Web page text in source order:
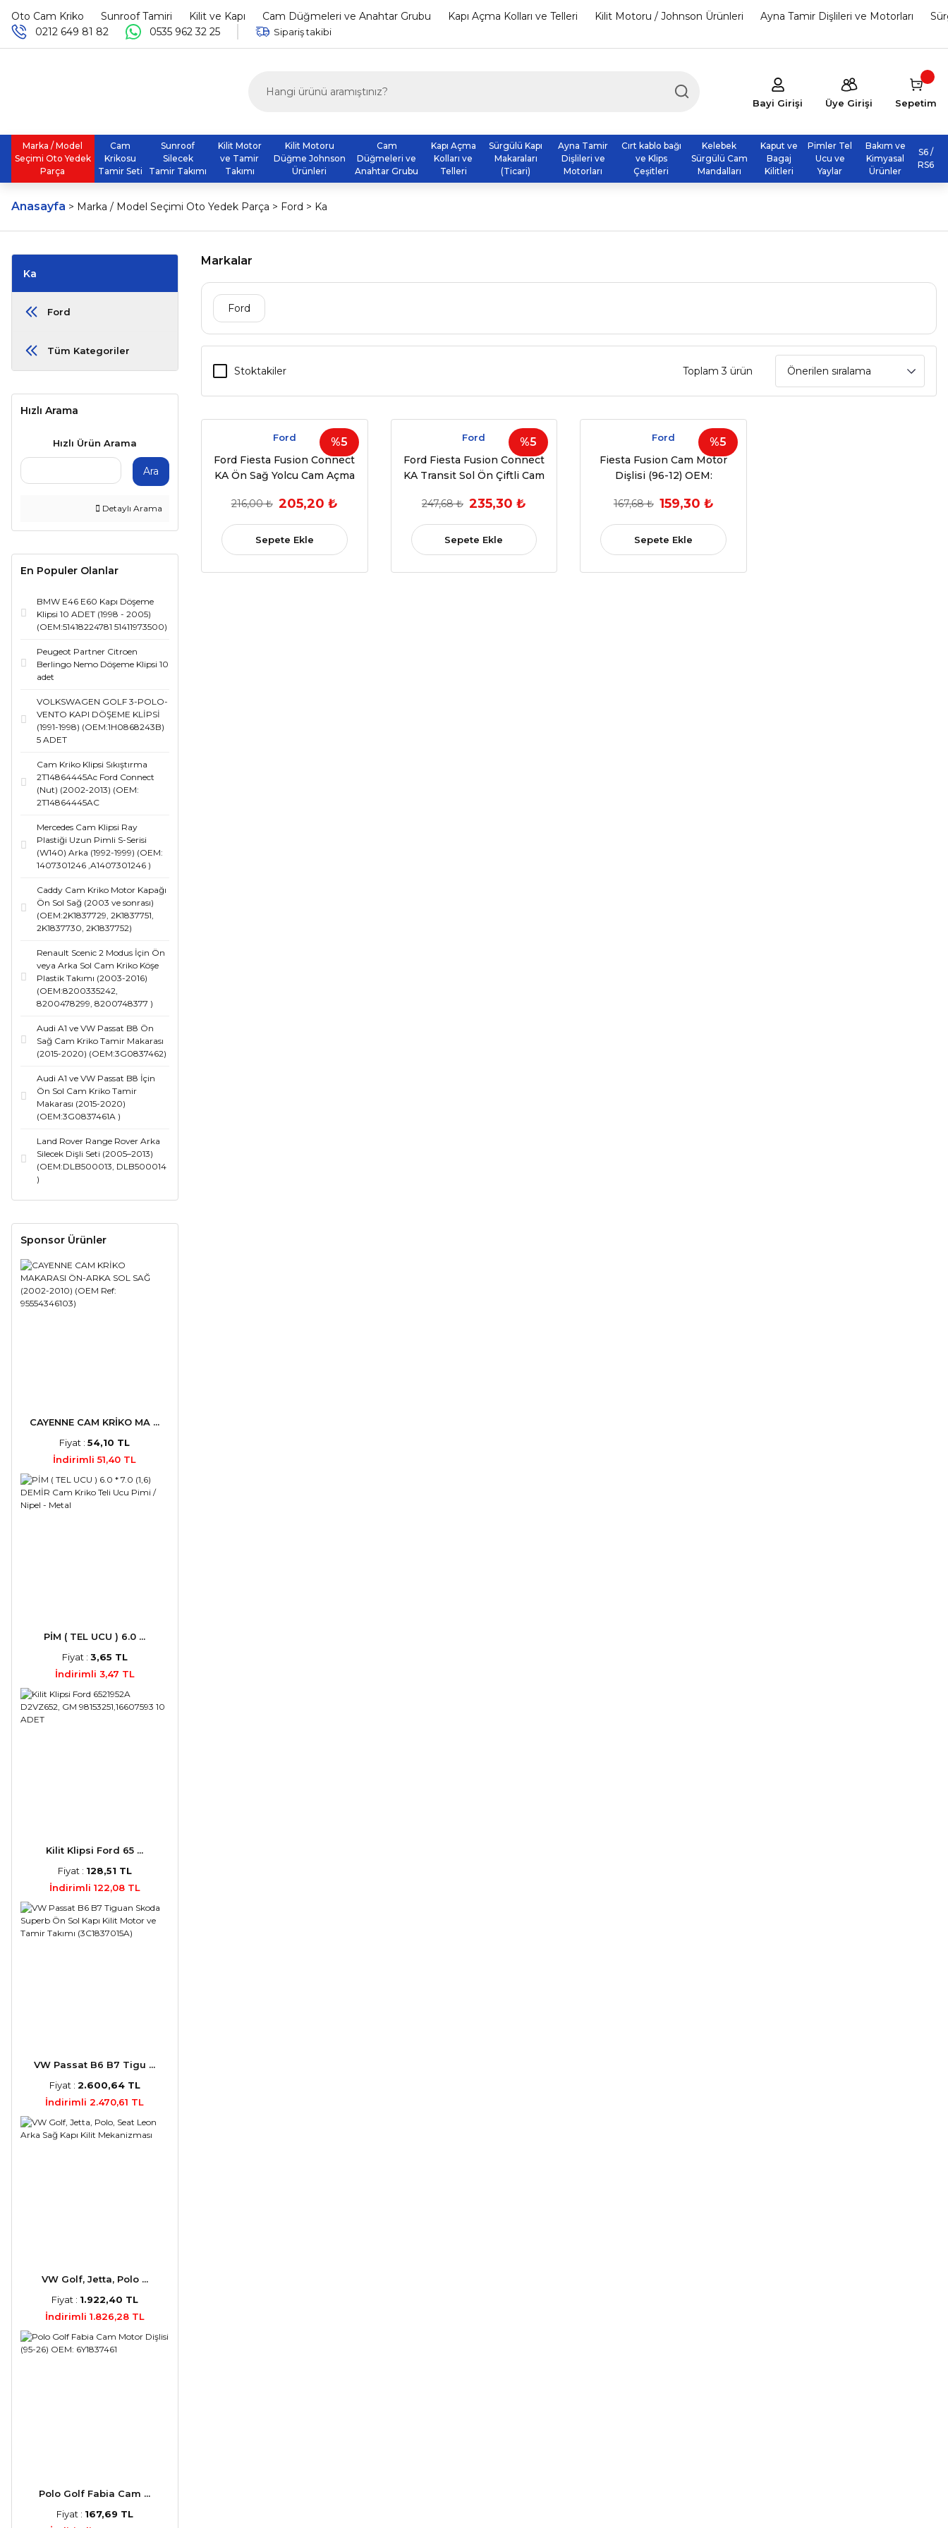
Oto Cam Kriko Sunroof Tamiri Kilit ve Kapı Cam Düğmeleri ve Anahtar Grubu Kapı Açma Kolları ve Telleri Kilit Motoru / Johnson Ürünleri Ayna Tamir Dişlileri ve Motorları
0212 649 81 82
0535 962 32 25 Sipariş takibi
Bayi Girişi Üye Girişi Sepetim
Marka / Model
Seçimi Oto Yedek
Parça
Cam
Krikosu
Tamir Seti
Sunroof
Silecek
Tamir Takımı
Kilit Motor
ve Tamir
Takımı
Kilit Motoru
Düğme Johnson
Ürünleri
Cam
Düğmeleri ve
Anahtar Grubu
Kapı Açma
Kolları ve
Telleri
Sürgülü Kapı
Makaraları
(Ticari)
Ayna Tamir
Dişlileri ve
Motorları
Cırt kablo bağı
ve Klips
Çeşitleri
Kelebek
Sürgülü Cam
Mandalları
Kaput ve
Bagaj
Kilitleri
Pimler Tel
Ucu ve
Yaylar
Bakım ve
Kimyasal
Ürünler
S6 /
RS6
Anasayfa Marka / Model Seçimi Oto Yedek Parça Ford Ka
Ka
Ford
Tüm Kategoriler
Hızlı Arama
Hızlı Ürün Arama
Ara
Detaylı Arama
En Populer Olanlar
BMW E46 E60 Kapı Döşeme
Klipsi 10 ADET (1998 - 2005)
(OEM:51418224781 51411973500)
Peugeot Partner Citroen
Berlingo Nemo Döşeme Klipsi 10
adet
VOLKSWAGEN GOLF 3-POLO-
VENTO KAPI DÖŞEME KLİPSİ
(1991-1998) (OEM:1H0868243B)
5 ADET
Cam Kriko Klipsi Sıkıştırma
2T14864445Ac Ford Connect
(Nut) (2002-2013) (OEM:
2T14864445AC
Mercedes Cam Klipsi Ray
Plastiği Uzun Pimli S-Serisi
(W140) Arka (1992-1999) (OEM:
1407301246 ,A1407301246 )
Caddy Cam Kriko Motor Kapağı
Ön Sol Sağ (2003 ve sonrası)
(OEM:2K1837729, 2K1837751,
2K1837730, 2K1837752)
Renault Scenic 2 Modus İçin Ön
veya Arka Sol Cam Kriko Köşe
Plastik Takımı (2003-2016)
(OEM:8200335242,
8200478299, 8200748377 )
Audi A1 ve VW Passat B8 Ön
Sağ Cam Kriko Tamir Makarası
(2015-2020) (OEM:3G0837462)
Audi A1 ve VW Passat B8 İçin
Ön Sol Cam Kriko Tamir
Makarası (2015-2020)
(OEM:3G0837461A )
Land Rover Range Rover Arka
Silecek Dişli Seti (2005–2013)
(OEM:DLB500013, DLB500014
)
Sponsor Ürünler
CAYENNE CAM KRİKO MA ...
Fiyat :54,10 TL
İndirimli 51,40 TL
PİM ( TEL UCU ) 6.0 ...
Fiyat : 3,65 TL
İndirimli 3,47 TL
Kilit Klipsi Ford 65 ...
Fiyat : 128,51 TL
İndirimli 122,08 TL
VW Passat B6 B7 Tigu ...
Fiyat : 2.600,64 TL
İndirimli 2.470,61 TL
VW Golf, Jetta, Polo ...
Fiyat : 1.922,40 TL
İndirimli 1.826,28 TL
Polo Golf Fabia Cam ...
Fiyat : 167,69 TL
Markalar
Ford
Stoktakiler Toplam 3 ürün
%5
Ford
Ford Fiesta Fusion Connect
KA Ön Sağ Yolcu Cam Açma
(1995-2012) - (OEM:
96FG14529AC)
216,00 ₺ 205,20 ₺
Sepete Ekle
%5
Ford
Ford Fiesta Fusion Connect
KA Transit Sol Ön Çiftli Cam
Anahtarı (1995-2013) (OEM:
96FG14529BC)
247,68 ₺ 235,30 ₺
Sepete Ekle
%5
Ford
Fiesta Fusion Cam Motor
Dişlisi (96-12) OEM:
167,68 ₺ 159,30 ₺
Sepete Ekle